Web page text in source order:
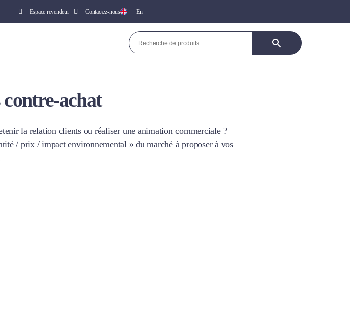
Espace revendeur Contactez-nous En
achat
la relation clients ou réaliser une animation commerciale ?
/ prix / impact environnemental » du marché à proposer à vos